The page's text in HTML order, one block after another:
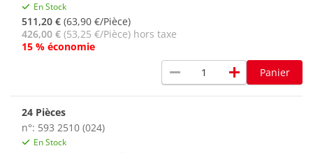
En Stock
511,20 € (63,90 €/Pièce)
426,00 € (53,25 €/Pièce) hors taxe
15 % économie
remove add Panier
24 Pièces
n°: 593 2510 (024)
En Stock